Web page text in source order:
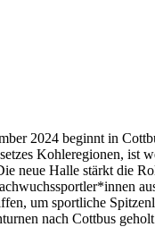
2024 beginnt in
Kohleregionen, ist
neue Halle stärkt die
um sportliche
nach Cottbus